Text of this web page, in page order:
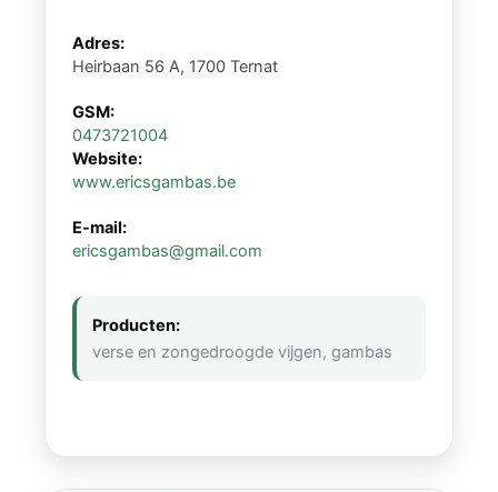
Adres:
Heirbaan 56 A, 1700 Ternat
GSM:
0473721004
Website:
www.ericsgambas.be
E-mail:
ericsgambas@gmail.com
Producten:
verse en zongedroogde vijgen, gambas